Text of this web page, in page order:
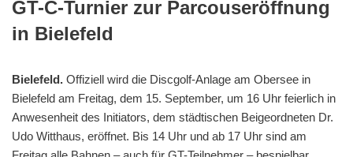
GT-C-Turnier zur Parcouseröffnung
in Bielefeld
Bielefeld. Offiziell wird die Discgolf-Anlage am Obersee in
Bielefeld am Freitag, dem 15. September, um 16 Uhr feierlich in
Anwesenheit des Initiators, dem städtischen Beigeordneten Dr.
Udo Witthaus, eröffnet. Bis 14 Uhr und ab 17 Uhr sind am